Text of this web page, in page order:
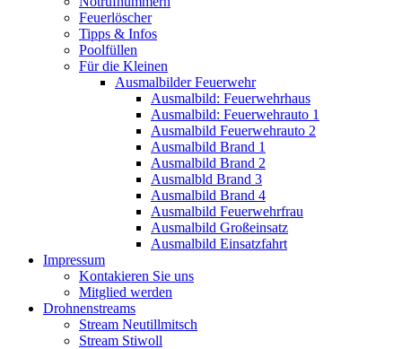
Feuerlöscher
Tipps & Infos
Poolfüllen
Für die Kleinen
Ausmalbilder Feuerwehr
Ausmalbild: Feuerwehrhaus
Ausmalbild: Feuerwehrauto 1
Ausmalbild Feuerwehrauto 2
Ausmalbild Brand 1
Ausmalbild Brand 2
Ausmalbld Brand 3
Ausmalbild Brand 4
Ausmalbild Feuerwehrfrau
Ausmalbild Großeinsatz
Ausmalbild Einsatzfahrt
Impressum
Kontakieren Sie uns
Mitglied werden
Drohnenstreams
Stream Neutillmitsch
Stream Stiwoll